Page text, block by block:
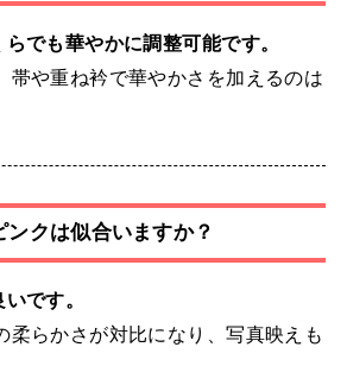
でも華やかに調整可能です。
帯や重ね衿で華やかさを加えるのは
クは似合いますか？
です。
柔らかさが対比になり、写真映えも